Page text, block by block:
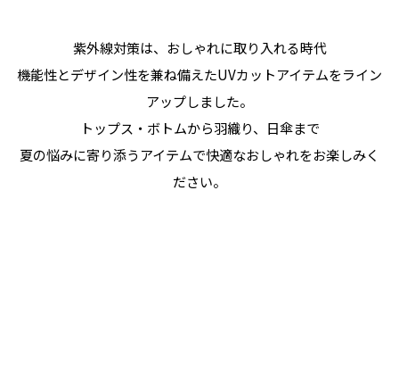
紫外線対策は、おしゃれに取り入れる時代
機能性とデザイン性を兼ね備えたUVカットアイテムをライン
アップしました。
トップス・ボトムから羽織り、日傘まで
夏の悩みに寄り添うアイテムで快適なおしゃれをお楽しみく
ださい。